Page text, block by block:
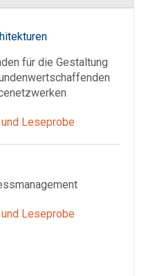
für die Gestaltung
und Leseprobe
und Leseprobe